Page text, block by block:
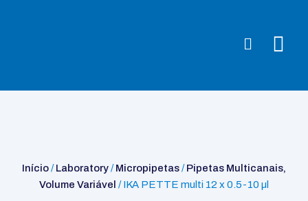
Início/Laboratory/Micropipetas/Pipetas Multicanais,
Volume Variável / IKA PETTE multi 12 x 0.5-10 µl